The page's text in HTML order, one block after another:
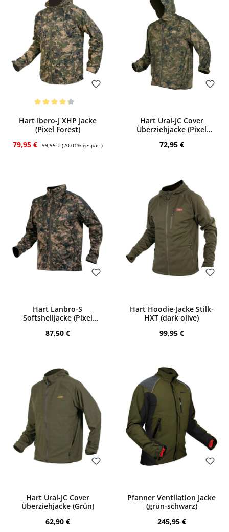
Bewerten
Hart Ibero-J XHP Jacke
(Pixel Forest)
Verkaufspreis:
79,95 € Regulärer Preis:
99,95 € (20.01% gespart)
Hart Ural-JC Cover
Überziehjacke (Pixel
Regulärer Preis:
72,95 €
Hart Lanbro-S
Softshelljacke (Pixel
Regulärer Preis:
87,50 €
Hart Hoodie-Jacke Stilk-
HXT (dark olive)
Regulärer Preis:
99,95 €
Hart Ural-JC Cover
Überziehjacke (Grün)
Regulärer Preis:
62,90 €
Pfanner Ventilation Jacke
(grün-schwarz)
Regulärer Preis:
245,95 €